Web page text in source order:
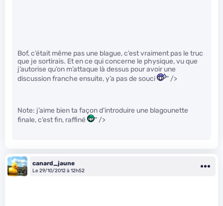
Bof, c’était même pas une blague, c’est vraiment pas le truc
que je sortirais. Et en ce qui concerne le physique, vu que
j’autorise qu’on m’attaque là dessus pour avoir une
discussion franche ensuite, y’a pas de souci
" />
Note: j’aime bien ta façon d’introduire une blagounette
finale, c’est fin, raffiné
" />
canard_jaune
Le 29/10/2012 à 12h52